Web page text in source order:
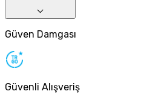
Güven Damgası
Güvenli Alışveriş